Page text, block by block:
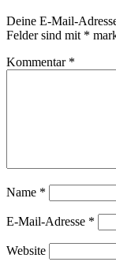
Deine E-Mail-
Felder sind mit *
Kommentar *
Name *
E-Mail-Adresse *
Website